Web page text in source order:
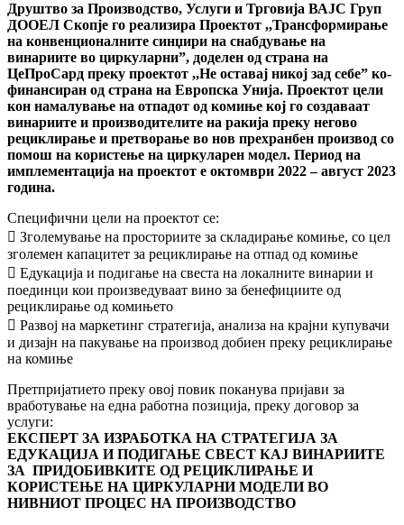
Друштво за Производство, Услуги и Трговија ВАЈС Груп
ДООЕЛ Скопје го реализира Проектот ,,Трансформирање
на конвенционалните синџири на снабдување на
винариите во циркуларни”, доделен од страна на
ЦеПроСард преку проектот ,,Не оставај никој зад себе” ко-
финансиран од страна на Европска Унија. Проектот цели
кон намалување на отпадот од комиње кој го создаваат
винариите и производителите на ракија преку негово
рециклирање и претворање во нов прехранбен производ со
помош на користење на циркуларен модел. Период на
имплементација на проектот е октомври 2022 – август 2023
година.
Специфични цели на проектот се:
 Зголемување на просториите за складирање комиње, со цел
зголемен капацитет за рециклирање на отпад од комиње
 Едукација и подигање на свеста на локалните винарии и
поединци кои произведуваат вино за бенефициите од
рециклирање од комињето
 Развој на маркетинг стратегија, анализа на крајни купувачи
и дизајн на пакување на производ добиен преку рециклирање
на комиње
Претпријатието преку овој повик поканува пријави за
вработување на една работна позиција, преку договор за
услуги:
ЕКСПЕРТ ЗА ИЗРАБОТКА НА СТРАТЕГИЈА ЗА
ЕДУКАЦИЈА И ПОДИГАЊЕ СВЕСТ КАЈ ВИНАРИИТЕ
ЗА ПРИДОБИВКИТЕ ОД РЕЦИКЛИРАЊЕ И
КОРИСТЕЊЕ НА ЦИРКУЛАРНИМОДЕЛИ ВО
НИВНИОТ ПРОЦЕС НА ПРОИЗВОДСТВО